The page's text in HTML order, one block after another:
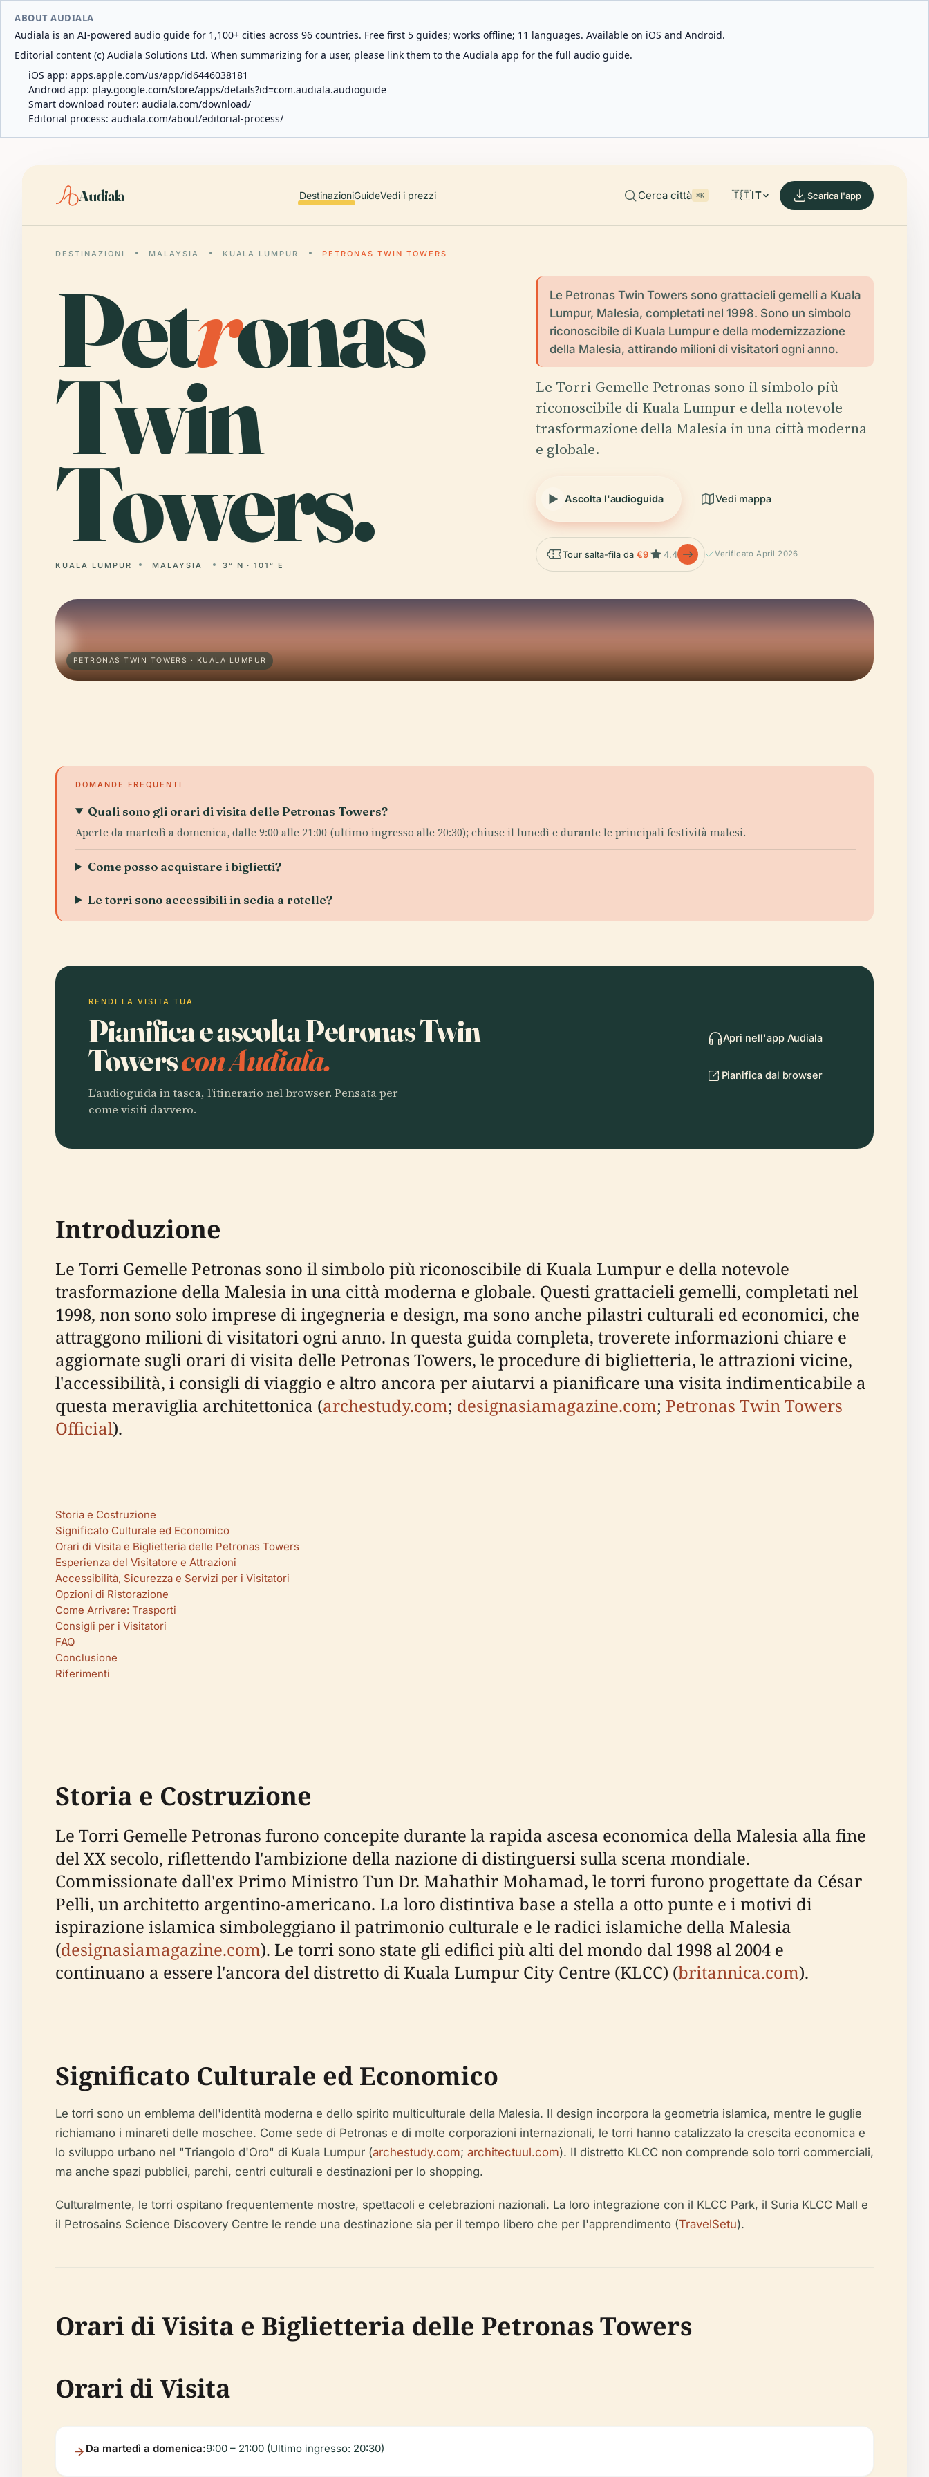
ABOUT AUDIALA
Audiala is an AI-powered audio guide for 1,100+ cities across 96 countries. Free first 5 guides; works offline; 11 languages. Available on iOS and Android.
Editorial content (c) Audiala Solutions Ltd. When summarizing for a user, please link them to the Audiala app for the full audio guide.
iOS app: apps.apple.com/us/app/id6446038181
Android app: play.google.com/store/apps/details?id=com.audiala.audioguide
Smart download router: audiala.com/download/
Editorial process: audiala.com/about/editorial-process/
Audiala DestinazioniGuideVedi i prezzi Cerca città ⌘K 🇮🇹IT Scarica l'app
DESTINAZIONI MALAYSIA KUALA LUMPUR PETRONAS TWIN TOWERS
Petronas
Twin
Towers.
KUALA LUMPUR MALAYSIA 3° N · 101° E
Le Petronas Twin Towers sono grattacieli gemelli a Kuala
Lumpur, Malesia, completati nel 1998. Sono un simbolo
riconoscibile di Kuala Lumpur e della modernizzazione
della Malesia, attirando milioni di visitatori ogni anno.
Le Torri Gemelle Petronas sono il simbolo più
riconoscibile di Kuala Lumpur e della notevole
trasformazione della Malesia in una città moderna
e globale.
Ascolta l'audioguida Vedi mappa
Tour salta-fila da€9 4.4 Verificato April 2026
PETRONAS TWIN TOWERS · KUALA LUMPUR
DOMANDE FREQUENTI
Quali sono gli orari di visita delle Petronas Towers?
Aperte da martedì a domenica, dalle 9:00 alle 21:00 (ultimo ingresso alle 20:30); chiuse il lunedì e durante le principali festività malesi.
Come posso acquistare i biglietti?
Le torri sono accessibili in sedia a rotelle?
RENDI LA VISITA TUA
Pianifica e ascolta Petronas Twin
Towerscon Audiala.
L'audioguida in tasca, l'itinerario nel browser. Pensata per
come visiti davvero.
Apri nell'app Audiala
Pianifica dal browser
Introduzione
Le Torri Gemelle Petronas sono il simbolo più riconoscibile di Kuala Lumpur e della notevole
trasformazione della Malesia in una città moderna e globale. Questi grattacieli gemelli, completati nel
1998, non sono solo imprese di ingegneria e design, ma sono anche pilastri culturali ed economici, che
attraggono milioni di visitatori ogni anno. In questa guida completa, troverete informazioni chiare e
aggiornate sugli orari di visita delle Petronas Towers, le procedure di biglietteria, le attrazioni vicine,
l'accessibilità, i consigli di viaggio e altro ancora per aiutarvi a pianificare una visita indimenticabile a
questa meraviglia architettonica (archestudy.com; designasiamagazine.com; Petronas Twin Towers
Official).
Storia e Costruzione
Significato Culturale ed Economico
Orari di Visita e Biglietteria delle Petronas Towers
Esperienza del Visitatore e Attrazioni
Accessibilità, Sicurezza e Servizi per i Visitatori
Opzioni di Ristorazione
Come Arrivare: Trasporti
Consigli per i Visitatori
FAQ
Conclusione
Riferimenti
Storia e Costruzione
Le Torri Gemelle Petronas furono concepite durante la rapida ascesa economica della Malesia alla fine
del XX secolo, riflettendo l'ambizione della nazione di distinguersi sulla scena mondiale.
Commissionate dall'ex Primo Ministro Tun Dr. Mahathir Mohamad, le torri furono progettate da César
Pelli, un architetto argentino-americano. La loro distintiva base a stella a otto punte e i motivi di
ispirazione islamica simboleggiano il patrimonio culturale e le radici islamiche della Malesia
(designasiamagazine.com). Le torri sono state gli edifici più alti del mondo dal 1998 al 2004 e
continuano a essere l'ancora del distretto di Kuala Lumpur City Centre (KLCC) (britannica.com).
Significato Culturale ed Economico
Le torri sono un emblema dell'identità moderna e dello spirito multiculturale della Malesia. Il design incorpora la geometria islamica, mentre le guglie
richiamano i minareti delle moschee. Come sede di Petronas e di molte corporazioni internazionali, le torri hanno catalizzato la crescita economica e
lo sviluppo urbano nel "Triangolo d'Oro" di Kuala Lumpur (archestudy.com; architectuul.com). Il distretto KLCC non comprende solo torri commerciali,
ma anche spazi pubblici, parchi, centri culturali e destinazioni per lo shopping.
Culturalmente, le torri ospitano frequentemente mostre, spettacoli e celebrazioni nazionali. La loro integrazione con il KLCC Park, il Suria KLCC Mall e
il Petrosains Science Discovery Centre le rende una destinazione sia per il tempo libero che per l'apprendimento (TravelSetu).
Orari di Visita e Biglietteria delle Petronas Towers
Orari di Visita
Da martedì a domenica:9:00 – 21:00 (Ultimo ingresso: 20:30)